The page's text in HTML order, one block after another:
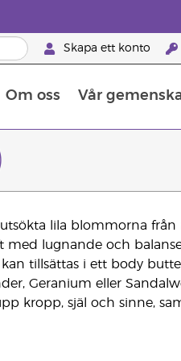
Skapa ett konto
Om oss Vår
lila blommorna från
lugnande och
tillsättas i ett body
Geranium eller
kropp, själ och sinne,